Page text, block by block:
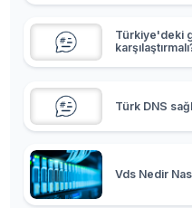
Türkiye'deki
Türk DNS
Vds Nedir